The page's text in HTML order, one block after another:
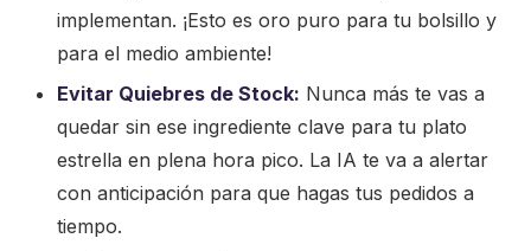
implementan. ¡Esto es oro puro para tu bolsillo y
para el medio ambiente!
Evitar Quiebres de Stock: Nunca más te vas a
quedar sin ese ingrediente clave para tu plato
estrella en plena hora pico. La IA te va a alertar
con anticipación para que hagas tus pedidos a
tiempo.